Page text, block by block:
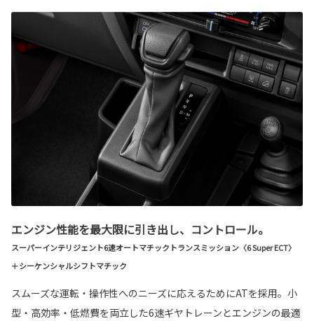
エンジン性能を最大限に引き出し、コントロール。
スーパーインテリジェント6速オートマチックトランスミッション〈6 Super ECT〉
＋シーケンシャルシフトマチック
スムーズな運転・操作性へのニーズに応えるためにATを採用。小
型・高効率・低燃費を両立した6速ギヤトレーンとエンジンの最適